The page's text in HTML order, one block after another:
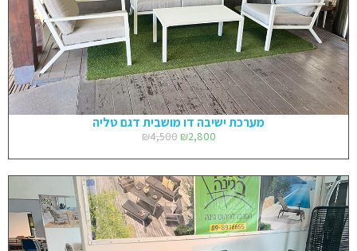
מערכת ישיבה דו מושבית דגם טליה
₪4,500 ₪2,800